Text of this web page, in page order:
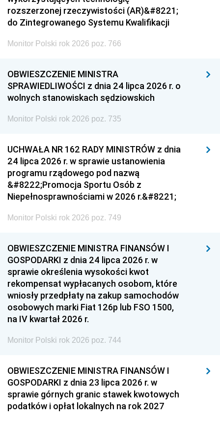
rozszerzonej rzeczywistości (AR)&#8221;
do Zintegrowanego Systemu Kwalifikacji
Monitor Polski rok 2026 poz. 766
OBWIESZCZENIE MINISTRA
SPRAWIEDLIWOŚCI z dnia 24 lipca 2026 r. o
wolnych stanowiskach sędziowskich
Monitor Polski rok 2026 poz. 735
UCHWAŁA NR 162 RADY MINISTRÓW z dnia
24 lipca 2026 r. w sprawie ustanowienia
programu rządowego pod nazwą
&#8222;Promocja Sportu Osób z
Niepełnosprawnościami w 2026 r.&#8221;
Monitor Polski rok 2026 poz. 749
OBWIESZCZENIE MINISTRA FINANSÓW I
GOSPODARKI z dnia 24 lipca 2026 r. w
sprawie określenia wysokości kwot
rekompensat wypłacanych osobom, które
wniosły przedpłaty na zakup samochodów
osobowych marki Fiat 126p lub FSO 1500,
na IV kwartał 2026 r.
Monitor Polski rok 2026 poz. 744
OBWIESZCZENIE MINISTRA FINANSÓW I
GOSPODARKI z dnia 23 lipca 2026 r. w
sprawie górnych granic stawek kwotowych
podatków i opłat lokalnych na rok 2027